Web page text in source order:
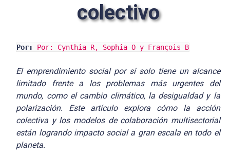
colectivo
Por: Por: Cynthia R, Sophia O y François B
El emprendimiento social por sí solo tiene un alcance
limitado frente a los problemas más urgentes del
mundo, como el cambio climático, la desigualdad y la
polarización. Este artículo explora cómo la acción
colectiva y los modelos de colaboración multisectorial
están logrando impacto social a gran escala en todo el
planeta.